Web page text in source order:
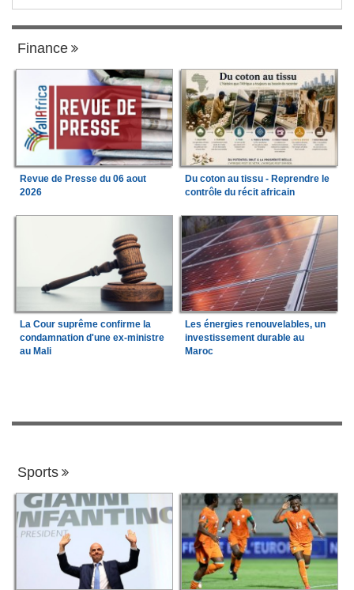
Finance
Revue de Presse du 06 aout
2026
Du coton au tissu - Reprendre le
contrôle du récit africain
La Cour suprême confirme la
condamnation d'une ex-ministre
au Mali
Les énergies renouvelables, un
investissement durable au
Maroc
Sports